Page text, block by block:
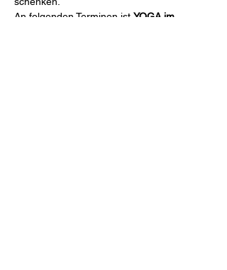
An folgenden Terminen ist YOGA im